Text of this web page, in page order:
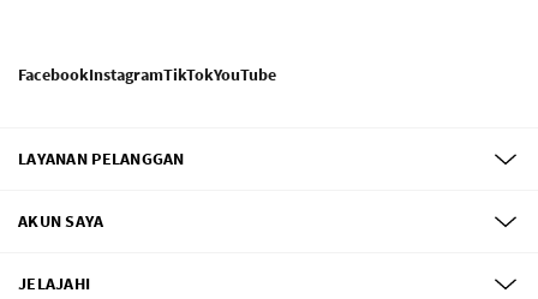
FacebookInstagramTikTokYouTube
LAYANAN PELANGGAN
AKUN SAYA
JELAJAHI